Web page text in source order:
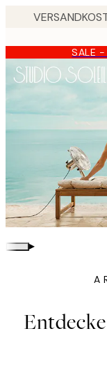
content.
SALE -
▸
A